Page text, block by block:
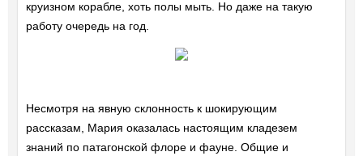
круизном корабле, хоть полы мыть. Но даже на такую
работу очередь на год.
Несмотря на явную склонность к шокирующим
рассказам, Мария оказалась настоящим кладезем
знаний по патагонской флоре и фауне. Общие и